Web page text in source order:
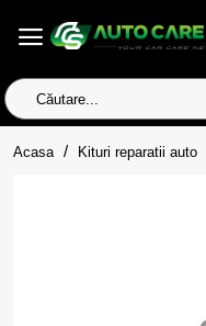
Căutare...
Acasa homeKituri reparatii auto